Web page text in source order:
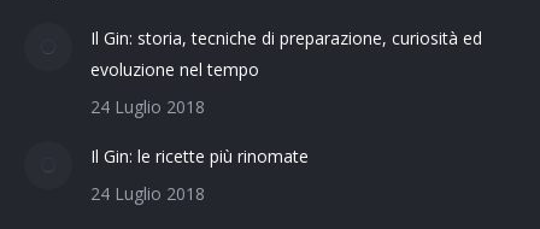
Il Gin: storia, tecniche di preparazione, curiosità ed
evoluzione nel tempo
24 Luglio 2018
Il Gin: le ricette più rinomate
24 Luglio 2018